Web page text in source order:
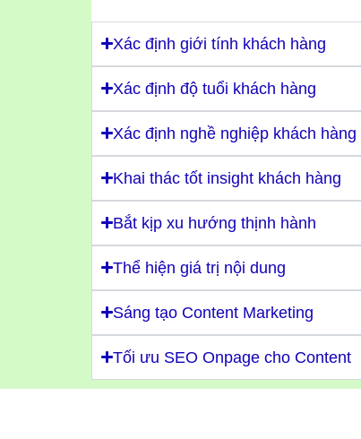
Xác định giới tính khách hàng
Xác định độ tuổi khách hàng
Xác định nghề nghiệp khách hàng
Khai thác tốt insight khách hàng
Bắt kịp xu hướng thịnh hành
Thể hiện giá trị nội dung
Sáng tạo Content Marketing
Tối ưu SEO Onpage cho Content